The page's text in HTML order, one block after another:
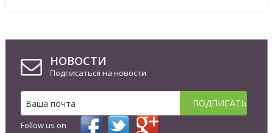
НОВОСТИ
Подписаться на новости
Follow us on